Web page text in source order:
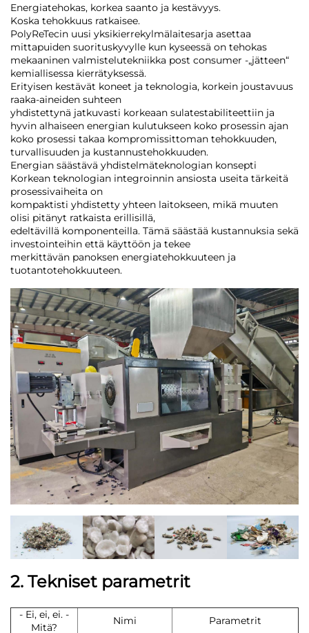
Energiatehokas, korkea saanto ja kestävyys.
Koska tehokkuus ratkaisee.
PolyReTecin uusi yksikierrekylmälaitesarja asettaa
mittapuiden suorituskyvylle kun kyseessä on tehokas
mekaaninen valmistelutekniikka post consumer -„jätteen“
kemiallisessa kierrätyksessä.
Erityisen kestävät koneet ja teknologia, korkein joustavuus
raaka-aineiden suhteen
yhdistettynä jatkuvasti korkeaan sulatestabiliteettiin ja
hyvin alhaiseen energian kulutukseen koko prosessin ajan
koko prosessi takaa kompromissittoman tehokkuuden,
turvallisuuden ja kustannustehokkuuden.
Energian säästävä yhdistelmäteknologian konsepti
Korkean teknologian integroinnin ansiosta useita tärkeitä
prosessivaiheita on
kompaktisti yhdistetty yhteen laitokseen, mikä muuten
olisi pitänyt ratkaista erillisillä,
edeltävillä komponenteilla. Tämä säästää kustannuksia sekä
investointeihin että käyttöön ja tekee
merkittävän panoksen energiatehokkuuteen ja
tuotantotehokkuuteen.
2. Tekniset parametrit
- Ei, ei, ei. -
Mitä?
Nimi Parametrit